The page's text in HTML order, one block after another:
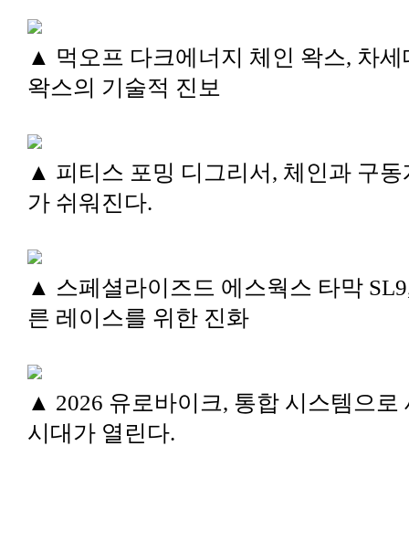
▲ 먹오프 다크에너지 체인 왁스, 차세
왁스의 기술적 진보
▲ 피티스 포밍 디그리서, 체인과 구동
가 쉬워진다.
▲ 스페셜라이즈드 에스웍스 타막
른 레이스를 위한 진화
▲ 2026 유로바이크, 통합 시스템으로
시대가 열린다.